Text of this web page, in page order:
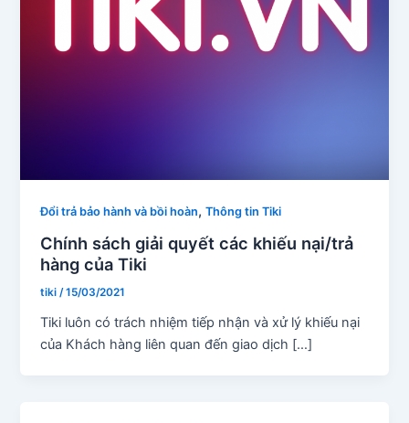
Đổi trả bảo hành và bồi hoàn,Thông tin Tiki
Chính sách giải quyết các khiếu nại/trả
hàng của Tiki
tiki/15/03/2021
Tiki luôn có trách nhiệm tiếp nhận và xử lý khiếu nại
của Khách hàng liên quan đến giao dịch […]